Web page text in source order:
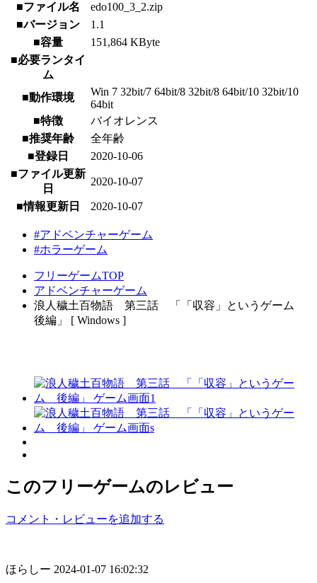
■ファイル名
edo100_3_2.zip
■バージョン
1.1
■容量
151,864 KByte
■必要ランタイ
ム
■動作環境
Win 7 32bit/7 64bit/8 32bit/8 64bit/10 32bit/10
64bit
■特徴
バイオレンス
■推奨年齢
全年齢
■登録日
2020-10-06
■ファイル更新
日
2020-10-07
■情報更新日 2020-10-07
#アドベンチャーゲーム
#ホラーゲーム
フリーゲームTOP
アドベンチャーゲーム
浪人穢土百物語 第三話 「「収容」というゲーム
後編」 [ Windows ]
このフリーゲームのレビュー
コメント・レビューを追加する
ほらしー 2024-01-07 16:02:32